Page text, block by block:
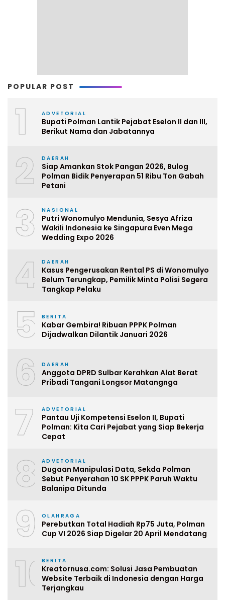
POPULAR POST
1 ADVETORIAL
Bupati Polman Lantik Pejabat Eselon II dan III,
Berikut Nama dan Jabatannya
2 DAERAH
Siap Amankan Stok Pangan 2026, Bulog
Polman Bidik Penyerapan 51 Ribu Ton Gabah
Petani
3 NASIONAL
Putri Wonomulyo Mendunia, Sesya Afriza
Wakili Indonesia ke Singapura Even Mega
Wedding Expo 2026
4 DAERAH
Kasus Pengerusakan Rental PS di Wonomulyo
Belum Terungkap, Pemilik Minta Polisi Segera
Tangkap Pelaku
5 BERITA
Kabar Gembira! Ribuan PPPK Polman
Dijadwalkan Dilantik Januari 2026
6 DAERAH
Anggota DPRD Sulbar Kerahkan Alat Berat
Pribadi Tangani Longsor Matangnga
7 ADVETORIAL
Pantau Uji Kompetensi Eselon II, Bupati
Polman: Kita Cari Pejabat yang Siap Bekerja
Cepat
8 ADVETORIAL
Dugaan Manipulasi Data, Sekda Polman
Sebut Penyerahan 10 SK PPPK Paruh Waktu
Balanipa Ditunda
9 OLAHRAGA
Perebutkan Total Hadiah Rp75 Juta, Polman
Cup VI 2026 Siap Digelar 20 April Mendatang
10BERITA
Kreatornusa.com: Solusi Jasa Pembuatan
Website Terbaik di Indonesia dengan Harga
Terjangkau